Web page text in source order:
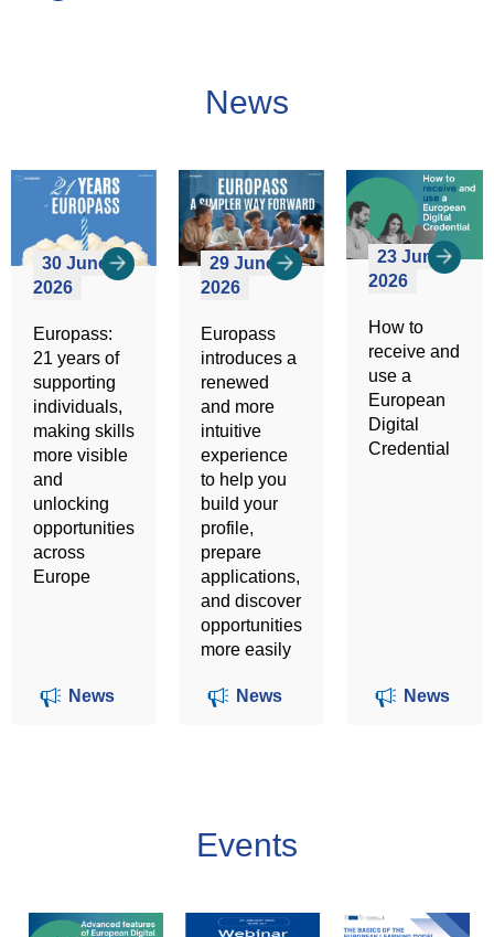
News
30 June
2026
Europass:
21 years of
supporting
individuals,
making skills
more visible
and
unlocking
opportunities
across
Europe
News
29 June
2026
Europass
introduces a
renewed
and more
intuitive
experience
to help you
build your
profile,
prepare
applications,
and discover
opportunities
more easily
News
23 June
2026
How to
receive and
use a
European
Digital
Credential
News
Events